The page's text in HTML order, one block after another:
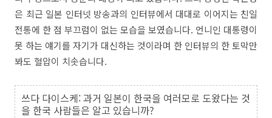
은 최근 일본 인터넷 방송과의 인터뷰에서 대대로 이어지는 친일
전통에 한 점 부끄럼이 없는 모습을 보였습니다. 언니인 대통령이
못 하는 얘기를 자기가 대신하는 것이라며 한 인터뷰의 한 토막만
봐도 혈압이 치솟습니다.
쓰다 다이스케: 과거 일본이 한국을 여러모로 도왔다는 것
을 한국 사람들은 알고 있습니까?